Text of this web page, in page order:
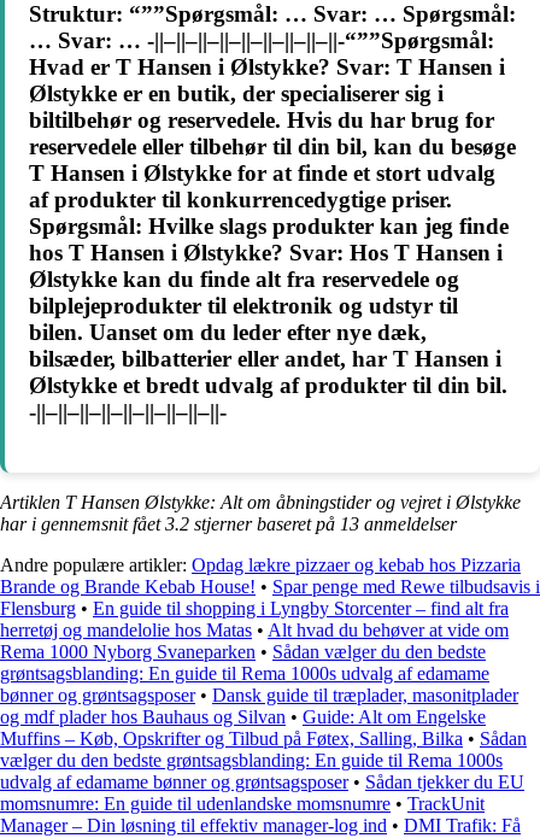
Struktur: “””Spørgsmål: … Svar: … Spørgsmål:
… Svar: … -||–||–||–||–||–||–||–||–||-“””Spørgsmål:
Hvad er T Hansen i Ølstykke? Svar: T Hansen i
Ølstykke er en butik, der specialiserer sig i
biltilbehør og reservedele. Hvis du har brug for
reservedele eller tilbehør til din bil, kan du besøge
T Hansen i Ølstykke for at finde et stort udvalg
af produkter til konkurrencedygtige priser.
Spørgsmål: Hvilke slags produkter kan jeg finde
hos T Hansen i Ølstykke? Svar: Hos T Hansen i
Ølstykke kan du finde alt fra reservedele og
bilplejeprodukter til elektronik og udstyr til
bilen. Uanset om du leder efter nye dæk,
bilsæder, bilbatterier eller andet, har T Hansen i
Ølstykke et bredt udvalg af produkter til din bil.
-||–||–||–||–||–||–||–||–||-
Artiklen T Hansen Ølstykke: Alt om åbningstider og vejret i Ølstykke
har i gennemsnit fået3.2 stjerner baseret på 13 anmeldelser
Andre populære artikler: Opdag lækre pizzaer og kebab hos Pizzaria
Brande og Brande Kebab House! • Spar penge med Rewe tilbudsavis i
Flensburg • En guide til shopping i Lyngby Storcenter – find alt fra
herretøj og mandelolie hos Matas • Alt hvad du behøver at vide om
Rema 1000 Nyborg Svaneparken • Sådan vælger du den bedste
grøntsagsblanding: En guide til Rema 1000s udvalg af edamame
bønner og grøntsagsposer• Dansk guide til træplader, masonitplader
og mdf plader hos Bauhaus og Silvan • Guide: Alt om Engelske
Muffins – Køb, Opskrifter og Tilbud på Føtex, Salling, Bilka • Sådan
vælger du den bedste grøntsagsblanding: En guide til Rema 1000s
udvalg af edamame bønner og grøntsagsposer• Sådan tjekker du EU
momsnumre: En guide til udenlandske momsnumre • TrackUnit
Manager – Din løsning til effektiv manager-log ind • DMI Trafik: Få